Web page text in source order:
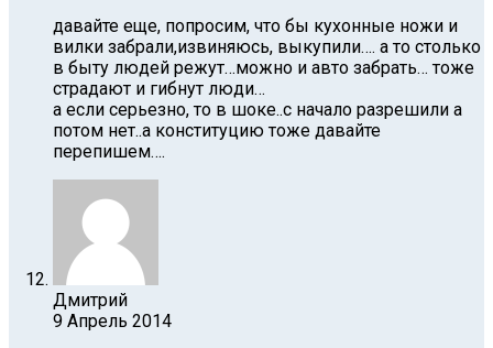
давайте еще, попросим, что бы кухонные ножи и
вилки забрали,извиняюсь, выкупили…. а то столько
в быту людей режут…можно и авто забрать… тоже
страдают и гибнут люди…
а если серьезно, то в шоке..с начало разрешили а
потом нет..а конституцию тоже давайте
перепишем….
Дмитрий
9 Апрель 2014